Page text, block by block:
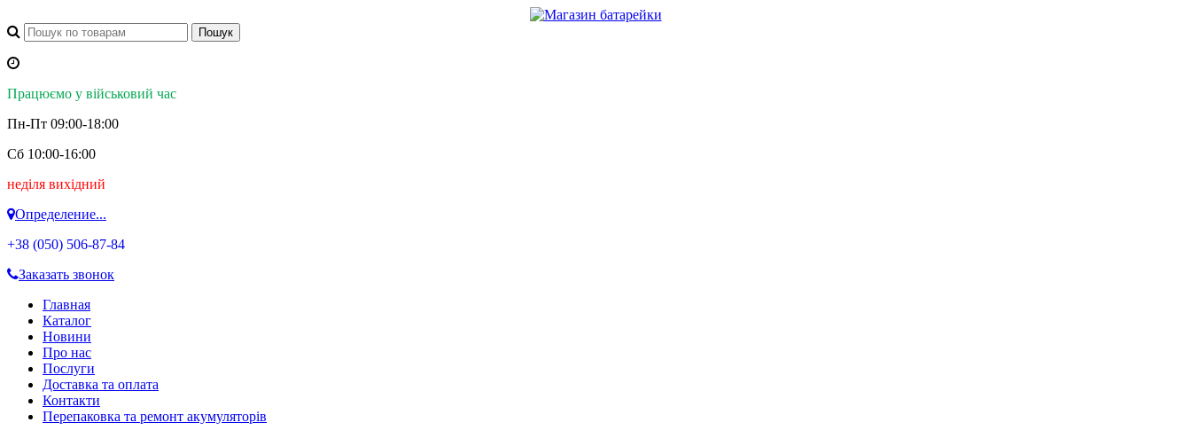
Працюємо у військовий час
Пн-Пт 09:00-18:00
Сб 10:00-16:00
неділя вихідний
Определение...
+38 (050) 506-87-84
Заказать звонок
Главная
Каталог
Новини
Про нас
Послуги
Доставка та оплата
Контакти
Перепаковка та ремонт акумуляторів